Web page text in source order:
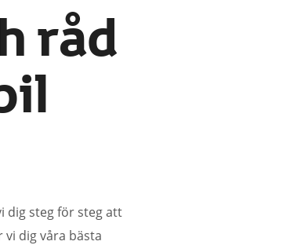
råd
dig steg för stegatt
vi dig våra bästa